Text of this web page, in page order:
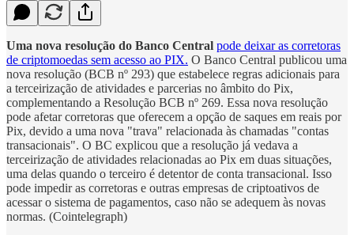
Uma nova resolução do Banco Central pode deixar as corretoras
de criptomoedas sem acesso ao PIX. O Banco Central publicou uma
nova resolução (BCB nº 293) que estabelece regras adicionais para
a terceirização de atividades e parcerias no âmbito do Pix,
complementando a Resolução BCB nº 269. Essa nova resolução
pode afetar corretoras que oferecem a opção de saques em reais por
Pix, devido a uma nova "trava" relacionada às chamadas "contas
transacionais". O BC explicou que a resolução já vedava a
terceirização de atividades relacionadas ao Pix em duas situações,
uma delas quando o terceiro é detentor de conta transacional. Isso
pode impedir as corretoras e outras empresas de criptoativos de
acessar o sistema de pagamentos, caso não se adequem às novas
normas. (Cointelegraph)